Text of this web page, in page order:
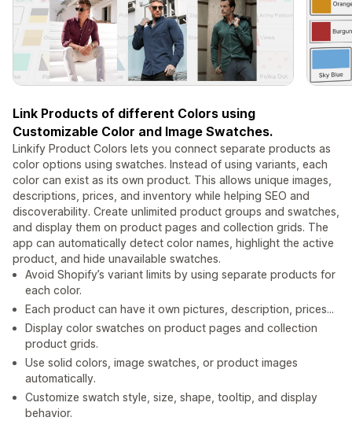
Link Products of different Colors using
Customizable Color and Image Swatches.
Linkify Product Colors lets you connect separate products as
color options using swatches. Instead of using variants, each
color can exist as its own product. This allows unique images,
descriptions, prices, and inventory while helping SEO and
discoverability. Create unlimited product groups and swatches,
and display them on product pages and collection grids. The
app can automatically detect color names, highlight the active
product, and hide unavailable swatches.
Avoid Shopify’s variant limits by using separate products for
each color.
Each product can have it own pictures, description, prices...
Display color swatches on product pages and collection
product grids.
Use solid colors, image swatches, or product images
automatically.
Customize swatch style, size, shape, tooltip, and display
behavior.